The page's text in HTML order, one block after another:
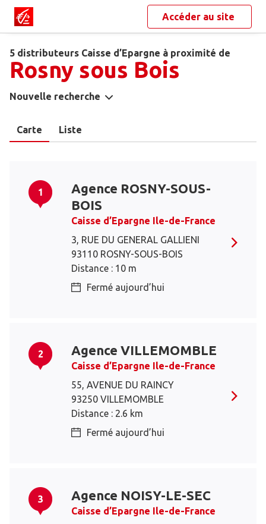
Accéder au site
5 distributeurs Caisse d’Epargne à proximité de
Rosny sous Bois
Nouvelle recherche
Carte Liste
1
Agence ROSNY-SOUS-
BOIS
Caisse d’Epargne Ile-de-France
3, RUE DU GENERAL GALLIENI
93110 ROSNY-SOUS-BOIS
Distance : 10 m
Fermé aujourd’hui
2 Agence VILLEMOMBLE
Caisse d’Epargne Ile-de-France
55, AVENUE DU RAINCY
93250 VILLEMOMBLE
Distance : 2.6 km
Fermé aujourd’hui
3 Agence NOISY-LE-SEC
Caisse d’Epargne Ile-de-France